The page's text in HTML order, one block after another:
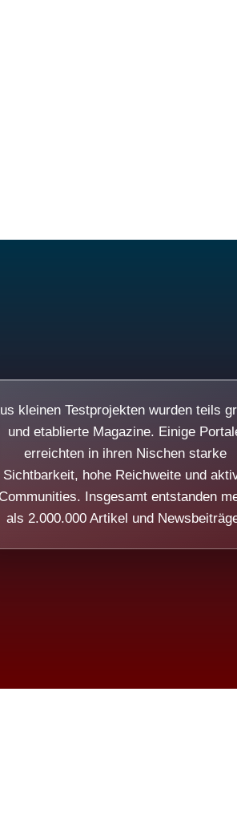
kleinen Testprojekten wurden teils
und etablierte Magazine. Einige
erreichten in ihren Nischen starke
Sichtbarkeit, hohe Reichweite und
Communities. Insgesamt entstanden
als 2.000.000 Artikel und